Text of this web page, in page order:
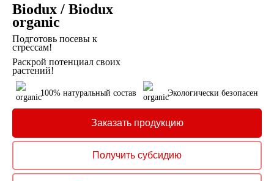
Biodux / Biodux
organic
Подготовь посевы к
стрессам!
Раскрой потенциал своих
растений!
100% натуральный состав Экологически безопасен
Заказать продукцию
Получить субсидию